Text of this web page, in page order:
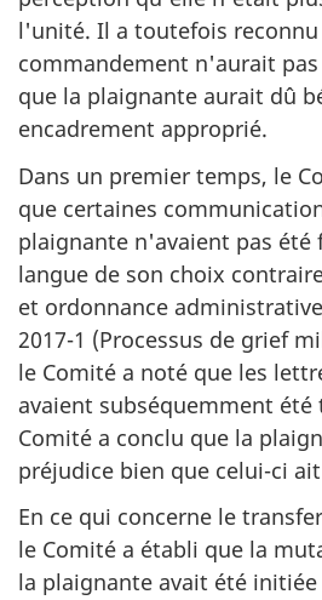
l'unité. Il a toutefois reconnu
commandement n'aurait
que la plaignante aurait dû
encadrement approprié.
Dans un premier temps, le
que certaines
plaignante n'avaient pas été
langue de son choix
et ordonnance
2017-1 (Processus de grief
le Comité a noté que les
avaient subséquemment été
Comité a conclu que la
préjudice bien que celui-ci
En ce qui concerne le
le Comité a établi que la
la plaignante avait été